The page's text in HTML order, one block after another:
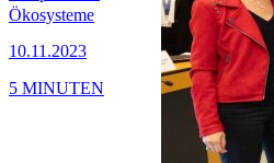
Ökosysteme
10.11.2023
5 MINUTEN